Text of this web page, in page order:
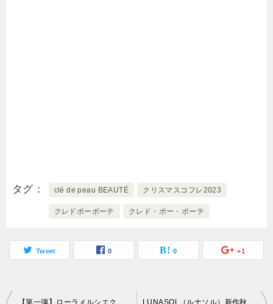
タグ clé de peau BEAUTÉ クリスマスコフレ2023
クレドポーボーテ クレド・ポー・ボーテ
Tweet 0 0 +1
投